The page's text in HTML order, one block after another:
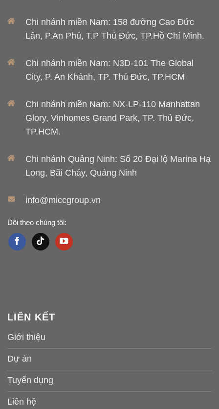
Chi nhánh miền Nam: 158 đường Cao Đức
Lân, P.An Phú, T.P Thủ Đức, TP.Hồ Chí Minh.
Chi nhánh miền Nam: N3D-101 The Global
City, P. An Khánh, TP. Thủ Đức, TP.HCM
Chi nhánh miền Nam: NX-LP-110 Manhattan
Glory, Vinhomes Grand Park, TP. Thủ Đức,
TP.HCM.
Chi nhánh Quảng Ninh: Số 20 Đại lộ Marina Hạ
Long, Bãi Cháy, Quảng Ninh
info@miccgroup.vn
Dõi theo chúng tôi:
LIÊN KẾT
Giới thiệu
Dự án
Tuyển dụng
Liên hệ